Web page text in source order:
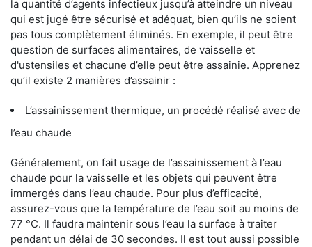
la quantité d’agents infectieux jusqu’à atteindre un niveau
qui est jugé être sécurisé et adéquat, bien qu’ils ne soient
pas tous complètement éliminés. En exemple, il peut être
question de surfaces alimentaires, de vaisselle et
d'ustensiles et chacune d’elle peut être assainie. Apprenez
qu’il existe 2 manières d’assainir :
L’assainissement thermique, un procédé réalisé avec de
l’eau chaude
Généralement, on fait usage de l’assainissement à l’eau
chaude pour la vaisselle et les objets qui peuvent être
immergés dans l’eau chaude. Pour plus d’efficacité,
assurez-vous que la température de l’eau soit au moins de
77 °C. Il faudra maintenir sous l’eau la surface à traiter
pendant un délai de 30 secondes. Il est tout aussi possible